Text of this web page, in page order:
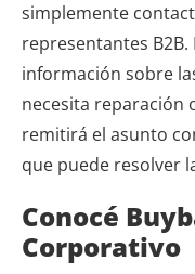
simplemente
representantes
información sobre
necesita reparación
remitirá el asunto
que puede resolver
Conocé
Corporativo